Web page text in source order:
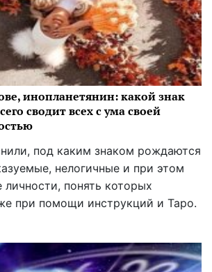
инопланетянин: какой знак
сводит всех с ума своей
под каким знаком рождаются
нелогичные и при этом
личности, понять которых
при помощи инструкций и Таро.